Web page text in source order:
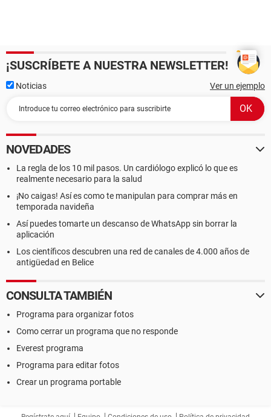
¡SUSCRÍBETE A NUESTRA NEWSLETTER!
Noticias Ver un ejemplo
NOVEDADES
La regla de los 10 mil pasos. Un cardiólogo explicó lo que es
realmente necesario para la salud
¡No caigas! Así es como te manipulan para comprar más en
temporada navideña
Así puedes tomarte un descanso de WhatsApp sin borrar la
aplicación
Los científicos descubren una red de canales de 4.000 años de
antigüedad en Belice
CONSULTA TAMBIÉN
Programa para organizar fotos
Como cerrar un programa que no responde
Everest programa
Programa para editar fotos
Crear un programa portable